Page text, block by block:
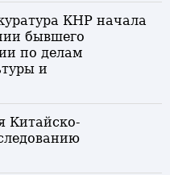
КНР начала
бывшего
по делам
и
Китайско-